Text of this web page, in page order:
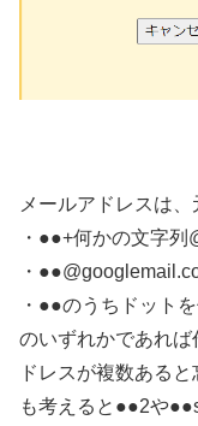
メールアドレスは
・●●+何かの文字列
・
・●●のうちドット
のいずれかであれ
ドレスが複数ある
も考えると●●2や